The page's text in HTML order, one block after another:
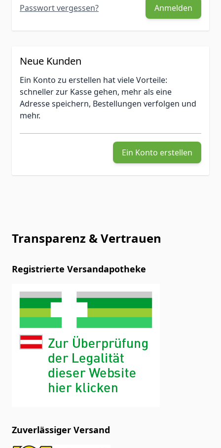
Anmelden
Passwort vergessen?
Neue Kunden
Ein Konto zu erstellen hat viele Vorteile:
schneller zur Kasse gehen, mehr als eine
Adresse speichern, Bestellungen verfolgen und
mehr.
Ein Konto erstellen
Transparenz & Vertrauen
Registrierte Versandapotheke
Registrierte Versandapotheke
Zuverlässiger Versand